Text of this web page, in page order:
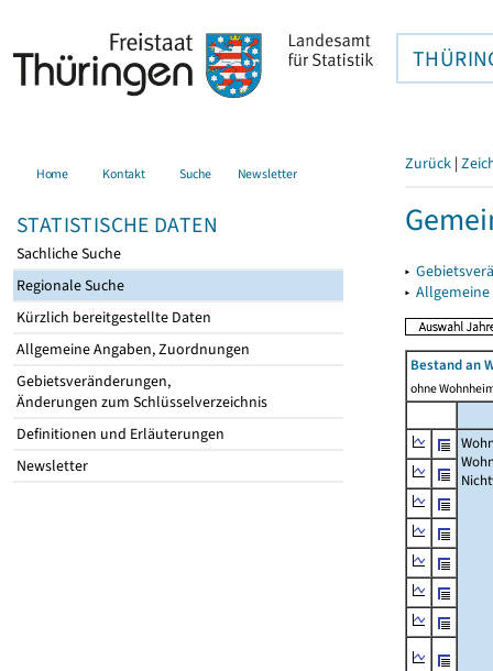
Home Kontakt Suche Newsletter
STATISTISCHE DATEN
Sachliche Suche
Regionale Suche
Kürzlich bereitgestellte Daten
Allgemeine Angaben, Zuordnungen
Gebietsveränderungen,
Änderungen zum Schlüsselverzeichnis
Definitionen und Erläuterungen
Newsletter
Zurück |
▸
▸
Bestand an
ohne